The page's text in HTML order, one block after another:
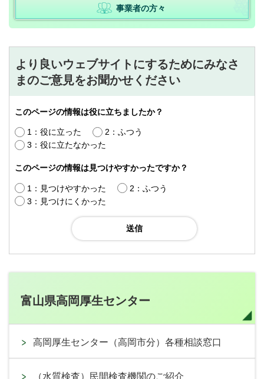
事業者の方々
より良いウェブサイトにするためにみなさ
まのご意見をお聞かせください
このページの情報は役に立ちましたか？
1：役に立った
2：ふつう
3：役に立たなかった
このページの情報は見つけやすかったですか？
1：見つけやすかった
2：ふつう
3：見つけにくかった
富山県高岡厚生センター
高岡厚生センター（高岡市分）各種相談窓口
（水質検査）民間検査機関のご紹介